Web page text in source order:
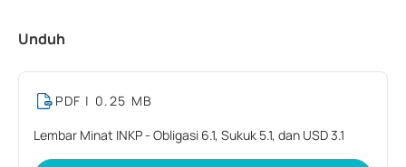
Unduh
PDF | 0.25 MB
Lembar Minat INKP - Obligasi 6.1, Sukuk 5.1, dan USD 3.1